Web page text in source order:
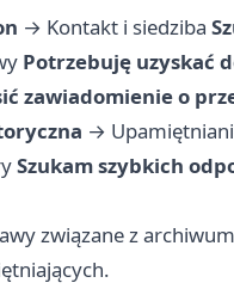
→ Kontakt i siedziba
Potrzebuję uzyskać
zawiadomienie o
→
Szukam szybkich
związane z